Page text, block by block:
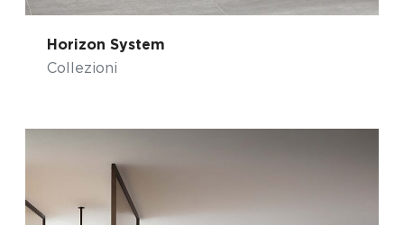
Horizon System
Collezioni